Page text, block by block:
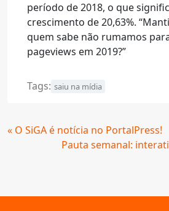
período de 2018, o que
crescimento de 20,63%.
quem sabe não rumamos
pageviews em 2019?”
Tags: saiu na mídia
Continue
« O SiGA é notícia no PortalPress!
Pauta semanal: